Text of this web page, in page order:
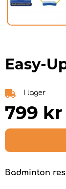
Easy-
I lager
799 kr
Badminton